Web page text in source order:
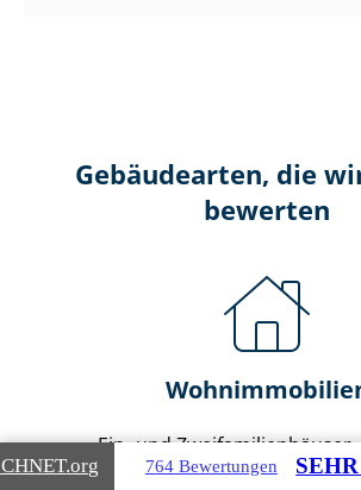
Gebäudearten, die
bewerten
Ein- und Zwei­fa­mi­li­en­häu­ser
Doppel- & Reihenhäuser
.org 764 Bewertungen